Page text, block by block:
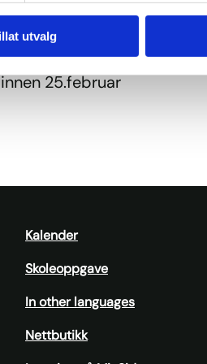
utvalg
25.februar
Kalender
Skoleoppgave
In other languages
Nettbutikk